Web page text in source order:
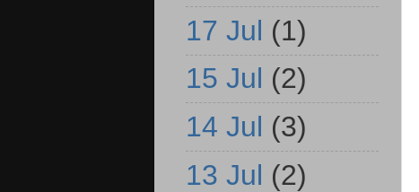
17 Jul (1)
15 Jul (2)
14 Jul (3)
13 Jul (2)